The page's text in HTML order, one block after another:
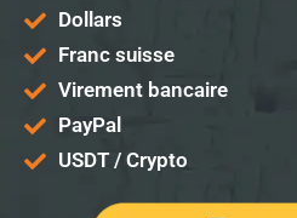
Dollars
Franc suisse
Virement bancaire
PayPal
USDT / Crypto